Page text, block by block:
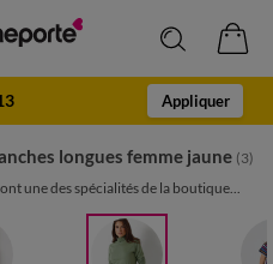
Appliquer
longues femme jaune (3)
une des spécialités de la boutique...